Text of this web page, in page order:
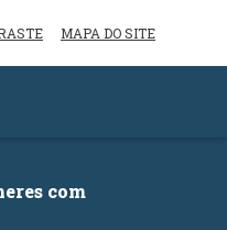
MAPA DO SITE
com